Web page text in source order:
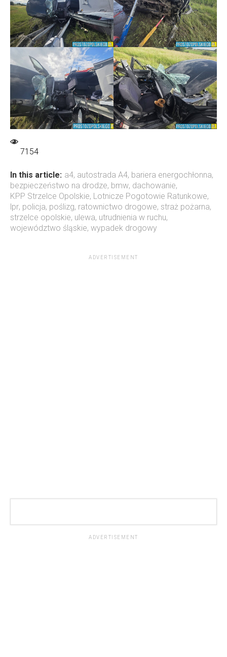
7154
In this article: a4, autostrada A4, bariera energochłonna,
bezpieczeństwo na drodze, bmw, dachowanie,
KPP Strzelce Opolskie, Lotnicze Pogotowie Ratunkowe,
lpr, policja, poślizg, ratownictwo drogowe, straż pożarna,
strzelce opolskie, ulewa, utrudnienia w ruchu,
województwo śląskie, wypadek drogowy
ADVERTISEMENT
ADVERTISEMENT